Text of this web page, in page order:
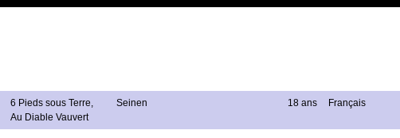
6 Pieds sous Terre
Au Diable Vauvert
Seinen 18 ans Français